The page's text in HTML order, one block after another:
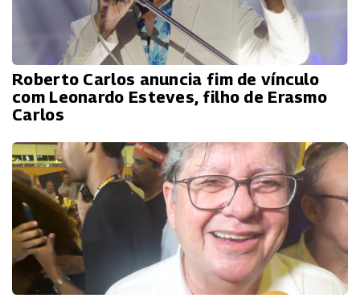
Roberto Carlos anuncia fim de vínculo
com Leonardo Esteves, filho de Erasmo
Carlos